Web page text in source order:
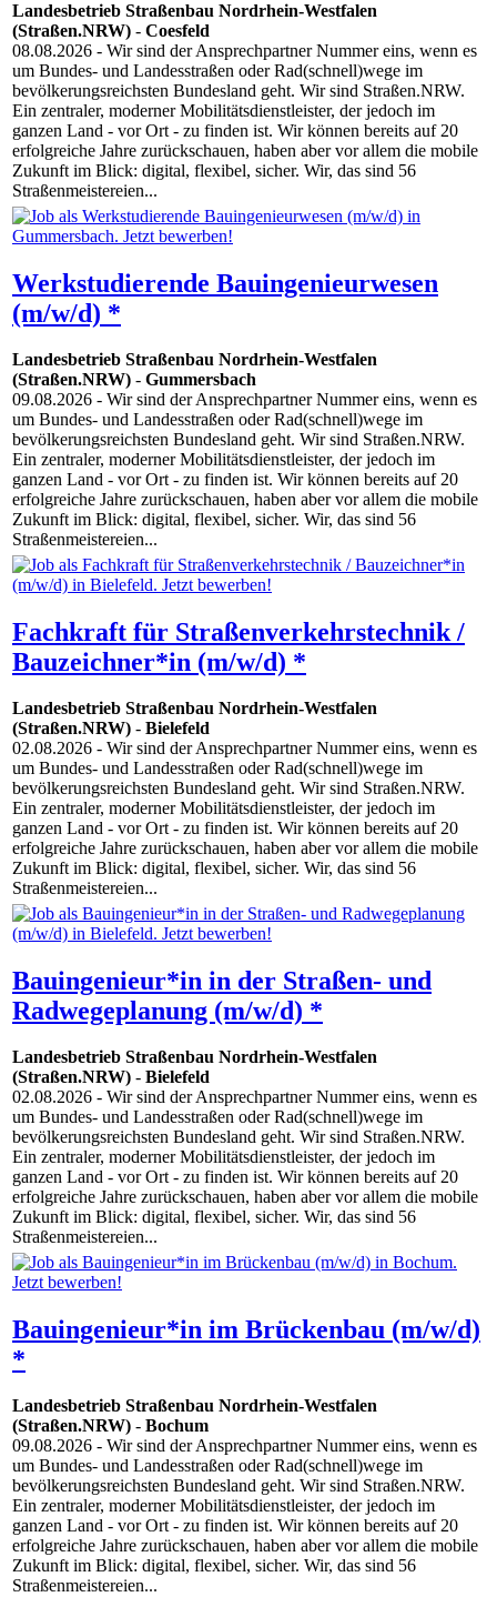
Landesbetrieb Straßenbau Nordrhein-Westfalen
(Straßen.NRW) - Coesfeld
08.08.2026 - Wir sind der Ansprechpartner Nummer eins, wenn es
um Bundes- und Landesstraßen oder Rad(schnell)wege im
bevölkerungsreichsten Bundesland geht. Wir sind Straßen.NRW.
Ein zentraler, moderner Mobilitätsdienstleister, der jedoch im
ganzen Land - vor Ort - zu finden ist. Wir können bereits auf 20
erfolgreiche Jahre zurückschauen, haben aber vor allem die mobile
Zukunft im Blick: digital, flexibel, sicher. Wir, das sind 56
Straßenmeistereien...
Werkstudierende Bauingenieurwesen
(m/w/d) *
Landesbetrieb Straßenbau Nordrhein-Westfalen
(Straßen.NRW) - Gummersbach
09.08.2026 - Wir sind der Ansprechpartner Nummer eins, wenn es
um Bundes- und Landesstraßen oder Rad(schnell)wege im
bevölkerungsreichsten Bundesland geht. Wir sind Straßen.NRW.
Ein zentraler, moderner Mobilitätsdienstleister, der jedoch im
ganzen Land - vor Ort - zu finden ist. Wir können bereits auf 20
erfolgreiche Jahre zurückschauen, haben aber vor allem die mobile
Zukunft im Blick: digital, flexibel, sicher. Wir, das sind 56
Straßenmeistereien...
Fachkraft für Straßenverkehrstechnik /
Bauzeichner*in (m/w/d) *
Landesbetrieb Straßenbau Nordrhein-Westfalen
(Straßen.NRW) - Bielefeld
02.08.2026 - Wir sind der Ansprechpartner Nummer eins, wenn es
um Bundes- und Landesstraßen oder Rad(schnell)wege im
bevölkerungsreichsten Bundesland geht. Wir sind Straßen.NRW.
Ein zentraler, moderner Mobilitätsdienstleister, der jedoch im
ganzen Land - vor Ort - zu finden ist. Wir können bereits auf 20
erfolgreiche Jahre zurückschauen, haben aber vor allem die mobile
Zukunft im Blick: digital, flexibel, sicher. Wir, das sind 56
Straßenmeistereien...
Bauingenieur*in in der Straßen- und
Radwegeplanung (m/w/d) *
Landesbetrieb Straßenbau Nordrhein-Westfalen
(Straßen.NRW) - Bielefeld
02.08.2026 - Wir sind der Ansprechpartner Nummer eins, wenn es
um Bundes- und Landesstraßen oder Rad(schnell)wege im
bevölkerungsreichsten Bundesland geht. Wir sind Straßen.NRW.
Ein zentraler, moderner Mobilitätsdienstleister, der jedoch im
ganzen Land - vor Ort - zu finden ist. Wir können bereits auf 20
erfolgreiche Jahre zurückschauen, haben aber vor allem die mobile
Zukunft im Blick: digital, flexibel, sicher. Wir, das sind 56
Straßenmeistereien...
Bauingenieur*in im Brückenbau (m/w/d)
*
Landesbetrieb Straßenbau Nordrhein-Westfalen
(Straßen.NRW) - Bochum
09.08.2026 - Wir sind der Ansprechpartner Nummer eins, wenn es
um Bundes- und Landesstraßen oder Rad(schnell)wege im
bevölkerungsreichsten Bundesland geht. Wir sind Straßen.NRW.
Ein zentraler, moderner Mobilitätsdienstleister, der jedoch im
ganzen Land - vor Ort - zu finden ist. Wir können bereits auf 20
erfolgreiche Jahre zurückschauen, haben aber vor allem die mobile
Zukunft im Blick: digital, flexibel, sicher. Wir, das sind 56
Straßenmeistereien...